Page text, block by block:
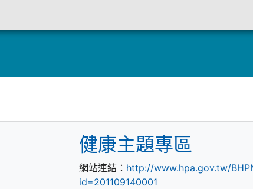
健康主題專區
網站連結： http://www.hpa.gov.tw/
id=201109140001